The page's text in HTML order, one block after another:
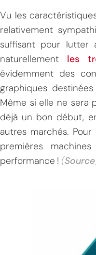
Vu les
relativement
suffisant pour lutter
naturellement les
évidemment des
graphiques
Même si elle ne sera
déjà un bon début,
autres marchés.
premières
performance ! (Source